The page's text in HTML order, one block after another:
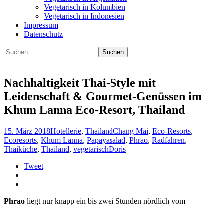
Vegetarisch in Kolumbien
Vegetarisch in Indonesien
Impressum
Datenschutz
Suchen
nach:
Nachhaltigkeit Thai-Style mit
Leidenschaft & Gourmet-Genüssen im
Khum Lanna Eco-Resort, Thailand
15. März 2018Hotellerie, ThailandChang Mai, Eco-Resorts,
Ecoresorts, Khum Lanna, Papayasalad, Phrao, Radfahren,
Thaiküche, Thailand, vegetarischDoris
Tweet
Phrao liegt nur knapp ein bis zwei Stunden nördlich vom